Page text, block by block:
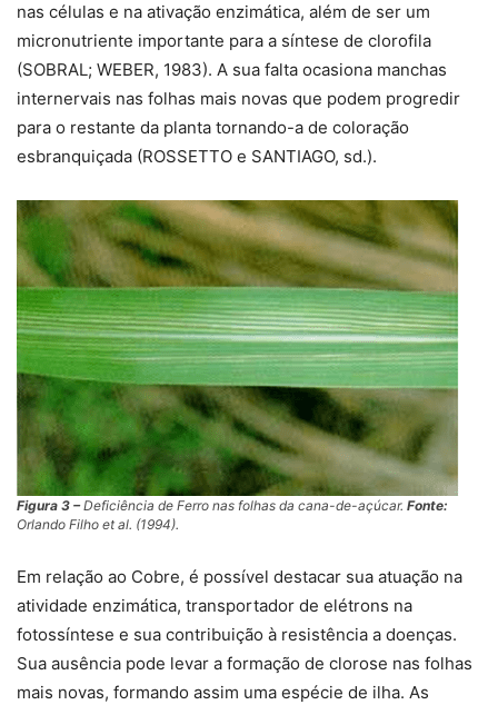
nas células e na ativação enzimática, além de ser um
micronutriente importante para a síntese de clorofila
(SOBRAL; WEBER, 1983). A sua falta ocasiona manchas
internervais nas folhas mais novas que podem progredir
para o restante da planta tornando-a de coloração
esbranquiçada (ROSSETTO e SANTIAGO, sd.).
Figura 3 –Deficiência de Ferro nas folhas da cana-de-açúcar. Fonte:
Orlando Filho et al. (1994).
Em relação ao Cobre, é possível destacar sua atuação na
atividade enzimática, transportador de elétrons na
fotossíntese e sua contribuição à resistência a doenças.
Sua ausência pode levar a formação de clorose nas folhas
mais novas, formando assim uma espécie de ilha. As